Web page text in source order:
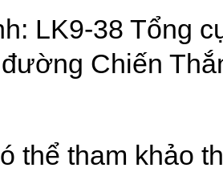
LK9-38 Tổng
đường Chiến
thể tham khảo